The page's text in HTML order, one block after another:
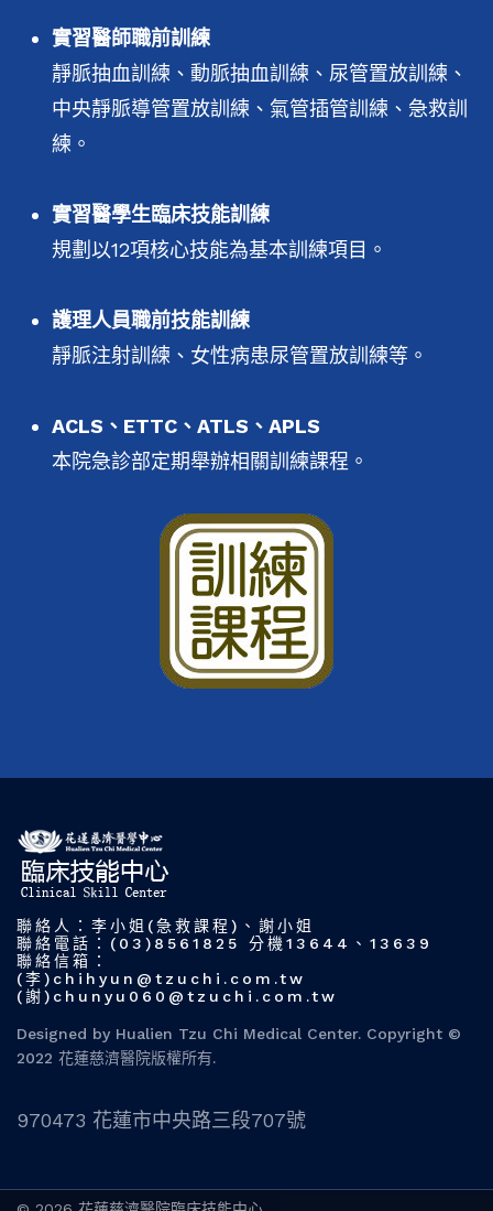
實習醫師職前訓練
靜脈抽血訓練、動脈抽血訓練、尿管置放訓練、
中央靜脈導管置放訓練、氣管插管訓練、急救訓
練。
實習醫學生臨床技能訓練
規劃以12項核心技能為基本訓練項目。
護理人員職前技能訓練
靜脈注射訓練、女性病患尿管置放訓練等。
ACLS、ETTC、ATLS、APLS
本院急診部定期舉辦相關訓練課程。
聯絡人：李小姐(急救課程)、謝小姐
聯絡電話：(03)8561825 分機13644、13639
聯絡信箱：
(李)chihyun@tzuchi.com.tw
(謝)chunyu060@tzuchi.com.tw
Designed by Hualien Tzu Chi Medical Center. Copyright ©
2022 花蓮慈濟醫院版權所有.
970473 花蓮市中央路三段707號